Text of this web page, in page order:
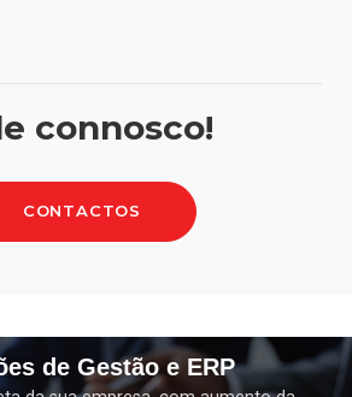
connosco!
CONTACTOS
de Gestão e ERP